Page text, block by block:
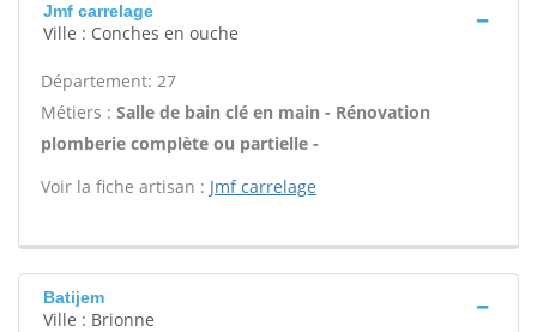
Jmf carrelage
Ville : Conches en ouche
Département: 27
Métiers : Salle de bain clé en main - Rénovation
plomberie complète ou partielle -
Voir la fiche artisan : Jmf carrelage
Batijem
Ville : Brionne